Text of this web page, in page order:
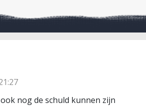
nog de schuld kunnen zijn